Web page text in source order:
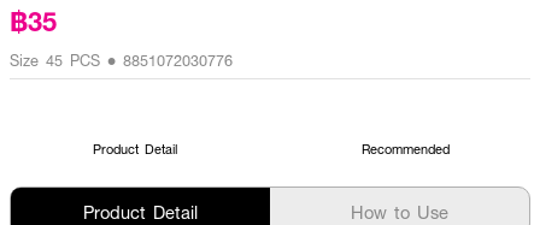
฿35
Size 45 PCS • 8851072030776
Product Detail Recommended
Product Detail How to Use